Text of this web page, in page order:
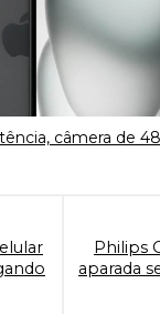
câmera de
Philips
aparada